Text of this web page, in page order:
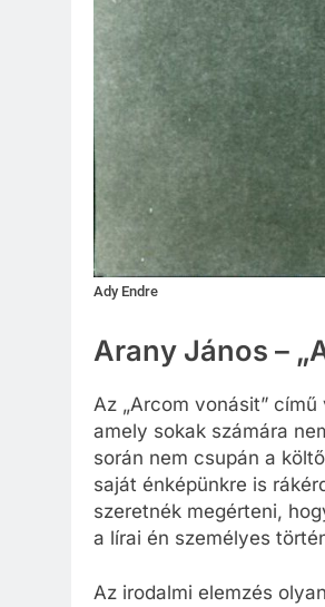
Ady Endre
Arany János –
Az „Arcom vonásit”
amely sokak számára
során nem csupán a
saját énképünkre is
szeretnék megérteni,
a lírai én személyes
Az irodalmi elemzés